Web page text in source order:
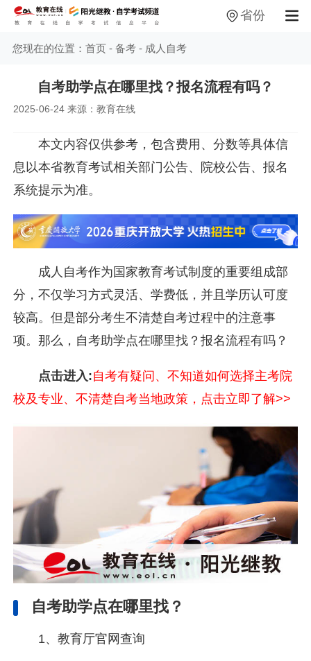
省份
您现在的位置： 首页- 备考- 成人自考
自考助学点在哪里找？报名流程有吗？
2025-06-24 来源：教育在线
本文内容仅供参考，包含费用、分数等具体信
息以本省教育考试相关部门公告、院校公告、报名
系统提示为准。
成人自考作为国家教育考试制度的重要组成部
分，不仅学习方式灵活、学费低，并且学历认可度
较高。但是部分考生不清楚自考过程中的注意事
项。那么，自考助学点在哪里找？报名流程有吗？
点击进入:自考有疑问、不知道如何选择主考院
校及专业、不清楚自考当地政策，点击立即了解>>
自考助学点在哪里找？
1、教育厅官网查询